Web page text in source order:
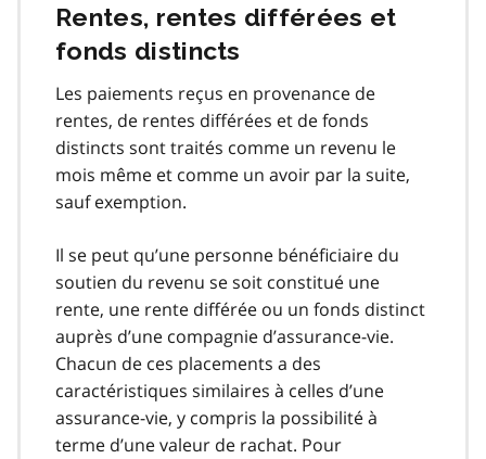
Rentes, rentes différées et
fonds distincts
Les paiements reçus en provenance de
rentes, de rentes différées et de fonds
distincts sont traités comme un revenu le
mois même et comme un avoir par la suite,
sauf exemption.
Il se peut qu’une personne bénéficiaire du
soutien du revenu se soit constitué une
rente, une rente différée ou un fonds distinct
auprès d’une compagnie d’assurance-vie.
Chacun de ces placements a des
caractéristiques similaires à celles d’une
assurance-vie, y compris la possibilité à
terme d’une valeur de rachat. Pour